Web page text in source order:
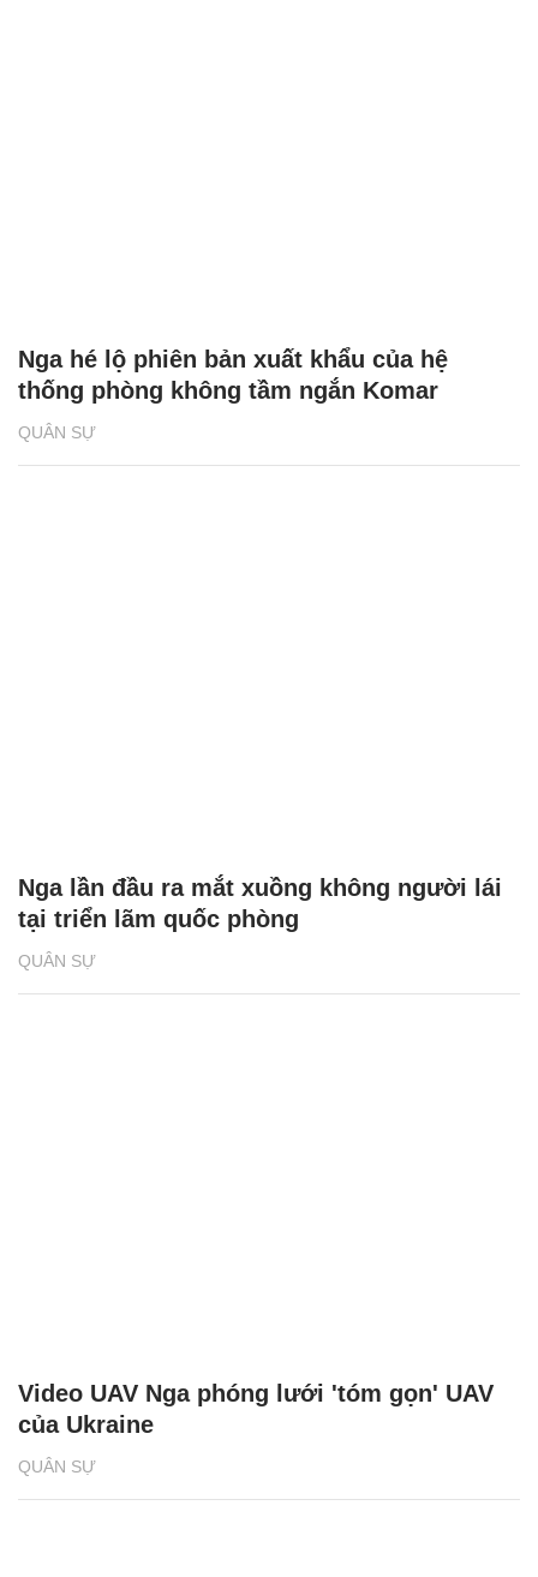
QUÂN SỰ
Nga hé lộ phiên bản xuất khẩu của hệ
thống phòng không tầm ngắn Komar
QUÂN SỰ
Nga lần đầu ra mắt xuồng không người lái
tại triển lãm quốc phòng
QUÂN SỰ
Video UAV Nga phóng lưới 'tóm gọn' UAV
của Ukraine